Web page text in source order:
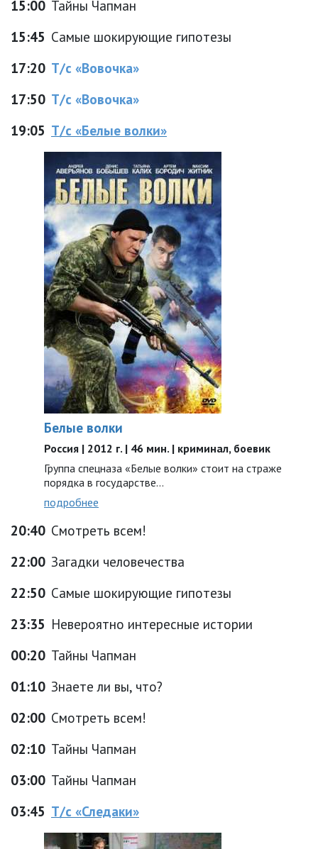
15:00 Тайны Чапман
15:45 Самые шокирующие гипотезы
17:20 Т/с «Вовочка»
17:50 Т/с «Вовочка»
19:05 Т/с «Белые волки»
Белые волки
Россия | 2012 г. | 46 мин. | криминал, боевик
Группа спецназа «Белые волки» стоит на страже
порядка в государстве...
подробнее
20:40 Смотреть всем!
22:00 Загадки человечества
22:50 Самые шокирующие гипотезы
23:35 Невероятно интересные истории
00:20 Тайны Чапман
01:10 Знаете ли вы, что?
02:00 Смотреть всем!
02:10 Тайны Чапман
03:00 Тайны Чапман
03:45 Т/с «Следаки»